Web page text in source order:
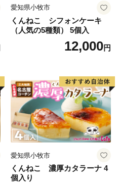
愛知県小牧市
くんねこ シフォンケーキ
（人気の5種類） 5個入
12,000円
愛知県小牧市
くんねこ 濃厚カタラーナ 4
個入り